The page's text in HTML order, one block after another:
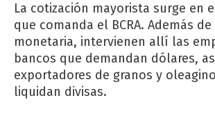
La cotización mayorista surge en
que comanda el BCRA. Además
monetaria, intervienen allí las
bancos que demandan dólares,
exportadores de granos y
liquidan divisas.